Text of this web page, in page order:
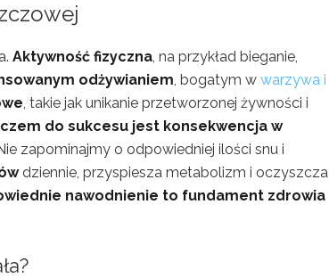
Aktywność fizyczna, na przykład bieganie,
odżywianiem, bogatym w warzywa i
, takie jak unikanie przetworzonej żywności i
do sukcesu jest konsekwencja w
zapominajmy o odpowiedniej ilości snu i
dziennie, przyspiesza metabolizm i oczyszcza
nawodnienie to fundament zdrowia